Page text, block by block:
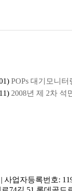
) POPs 대기모니
) 2008년 제 2차 석
| 사업자등록번호: